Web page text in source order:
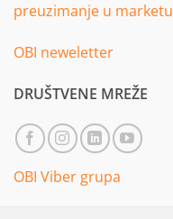
preuzimanje u marketu
OBI neweletter
DRUŠTVENE MREŽE
OBI Viber grupa